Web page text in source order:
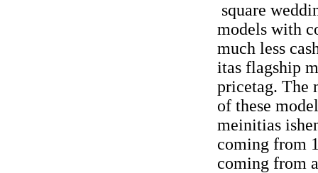
square
models with
much less
itas flagship
pricetag. The
of these
meinitias
coming from
coming from